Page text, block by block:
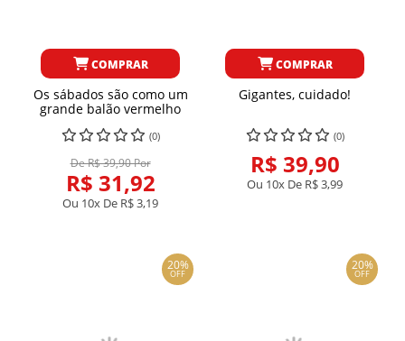
COMPRAR
Os sábados são como um
grande balão vermelho
(0)
De R$ 39,90 Por
R$ 31,92
Ou 10x De R$ 3,19
COMPRAR
Gigantes, cuidado!
(0)
R$ 39,90
Ou 10x De R$ 3,99
20%
OFF
20%
OFF